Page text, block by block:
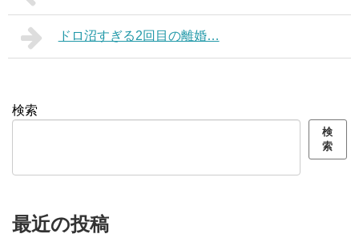
ドロ沼すぎる2回目の離婚…
検索
検
索
最近の投稿